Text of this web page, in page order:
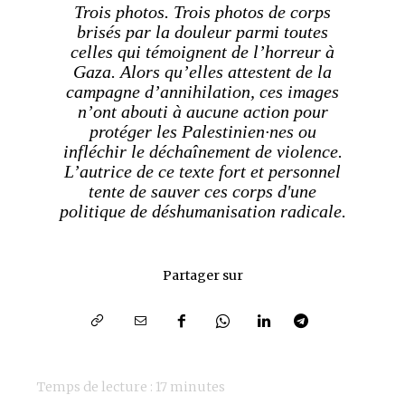
Trois photos. Trois photos de corps
brisés par la douleur parmi toutes
celles qui témoignent de l’horreur à
Gaza. Alors qu’elles attestent de la
campagne d’annihilation, ces images
n’ont abouti à aucune action pour
protéger les Palestinien·nes ou
infléchir le déchaînement de violence.
L’autrice de ce texte fort et personnel
tente de sauver ces corps d'une
politique de déshumanisation radicale.
Partager sur
Temps de lecture : 17 minutes